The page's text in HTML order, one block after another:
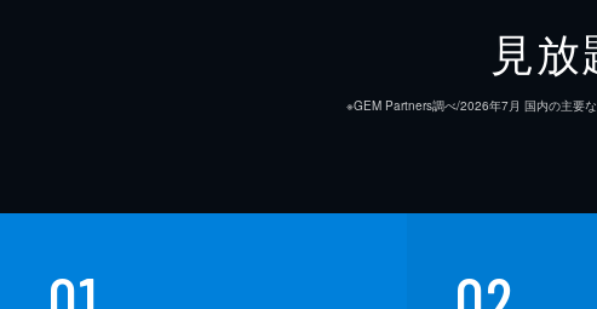
見
※GEM Partners調べ/2026年7⽉ 国内の主要